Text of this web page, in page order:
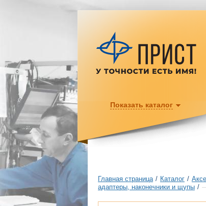
Показать каталог
Главная страница / Каталог /
адаптеры, наконечники и щупы /